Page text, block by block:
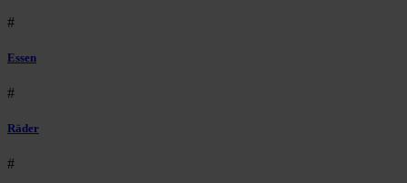
#
Essen
#
Räder
#